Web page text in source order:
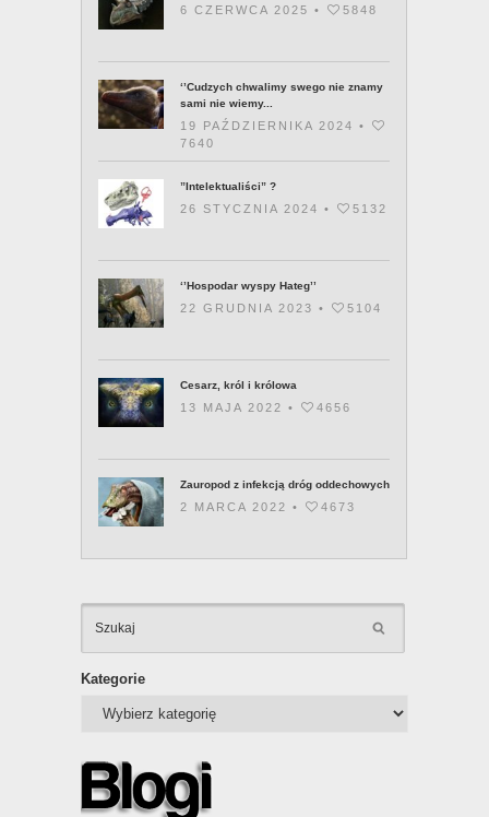
6 CZERWCA 2025 • 5848
‘’Cudzych chwalimy swego nie znamy
sami nie wiemy...
19 PAŹDZIERNIKA 2024 •
7640
”Intelektualiści” ?
26 STYCZNIA 2024 • 5132
‘’Hospodar wyspy Hateg’’
22 GRUDNIA 2023 • 5104
Cesarz, król i królowa
13 MAJA 2022 • 4656
Zauropod z infekcją dróg oddechowych
2 MARCA 2022 • 4673
Kategorie